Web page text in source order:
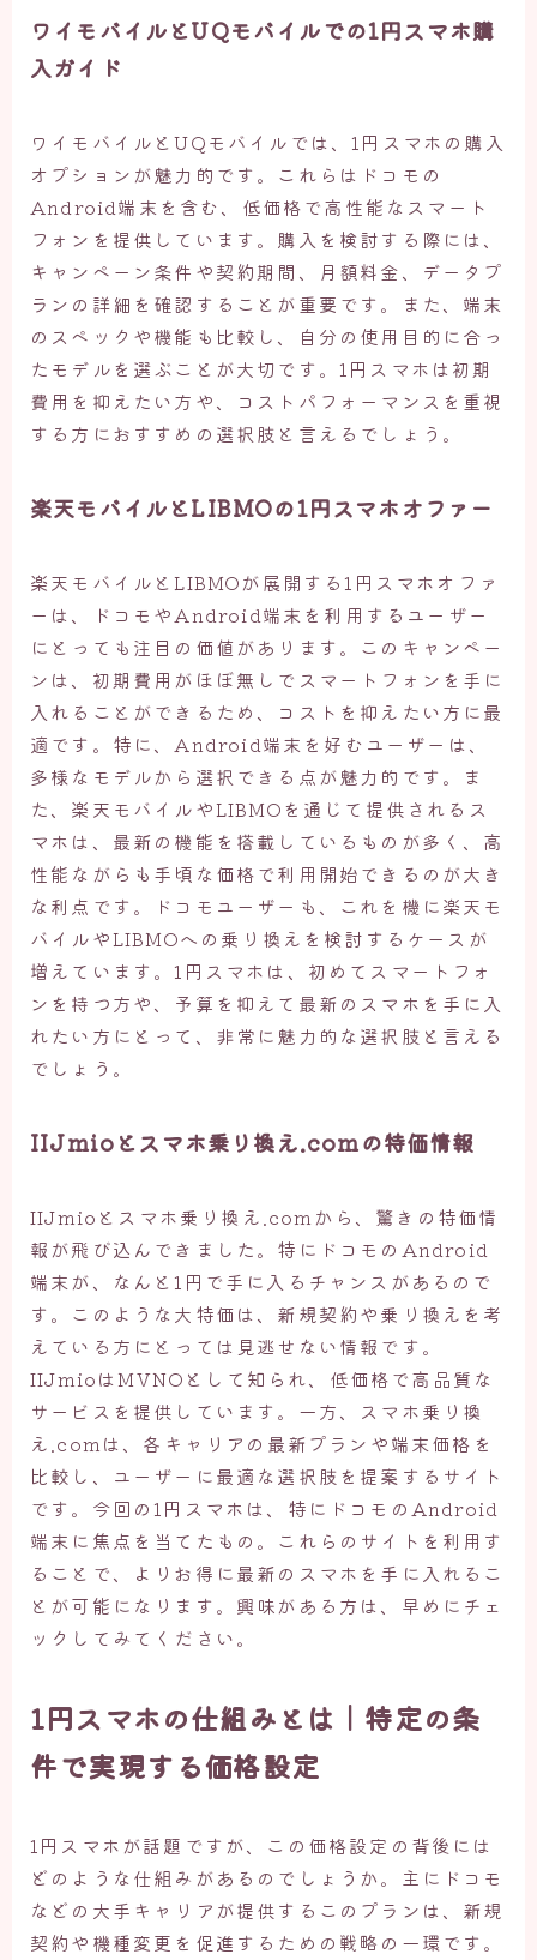
ワイモバイルとUQモバイルでの1円スマホ購
入ガイド
ワイモバイルとUQモバイルでは、1円スマホの購入
オプションが魅力的です。これらはドコモの
Android端末を含む、低価格で高性能なスマート
フォンを提供しています。購入を検討する際には、
キャンペーン条件や契約期間、月額料金、データプ
ランの詳細を確認することが重要です。また、端末
のスペックや機能も比較し、自分の使用目的に合っ
たモデルを選ぶことが大切です。1円スマホは初期
費用を抑えたい方や、コストパフォーマンスを重視
する方におすすめの選択肢と言えるでしょう。
楽天モバイルとLIBMOの1円スマホオファー
楽天モバイルとLIBMOが展開する1円スマホオファ
ーは、ドコモやAndroid端末を利用するユーザー
にとっても注目の価値があります。このキャンペー
ンは、初期費用がほぼ無しでスマートフォンを手に
入れることができるため、コストを抑えたい方に最
適です。特に、Android端末を好むユーザーは、
多様なモデルから選択できる点が魅力的です。ま
た、楽天モバイルやLIBMOを通じて提供されるス
マホは、最新の機能を搭載しているものが多く、高
性能ながらも手頃な価格で利用開始できるのが大き
な利点です。ドコモユーザーも、これを機に楽天モ
バイルやLIBMOへの乗り換えを検討するケースが
増えています。1円スマホは、初めてスマートフォ
ンを持つ方や、予算を抑えて最新のスマホを手に入
れたい方にとって、非常に魅力的な選択肢と言える
でしょう。
IIJmioとスマホ乗り換え.comの特価情報
IIJmioとスマホ乗り換え.comから、驚きの特価情
報が飛び込んできました。特にドコモのAndroid
端末が、なんと1円で手に入るチャンスがあるので
す。このような大特価は、新規契約や乗り換えを考
えている方にとっては見逃せない情報です。
IIJmioはMVNOとして知られ、低価格で高品質な
サービスを提供しています。一方、スマホ乗り換
え.comは、各キャリアの最新プランや端末価格を
比較し、ユーザーに最適な選択肢を提案するサイト
です。今回の1円スマホは、特にドコモのAndroid
端末に焦点を当てたもの。これらのサイトを利用す
ることで、よりお得に最新のスマホを手に入れるこ
とが可能になります。興味がある方は、早めにチェ
ックしてみてください。
1円スマホの仕組みとは｜特定の条
件で実現する価格設定
1円スマホが話題ですが、この価格設定の背後には
どのような仕組みがあるのでしょうか。主にドコモ
などの大手キャリアが提供するこのプランは、新規
契約や機種変更を促進するための戦略の一環です。